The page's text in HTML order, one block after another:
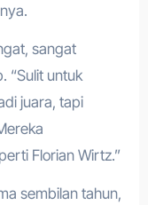
sangat
“Sulit untuk
juara, tapi
Florian Wirtz.”
sembilan tahun,